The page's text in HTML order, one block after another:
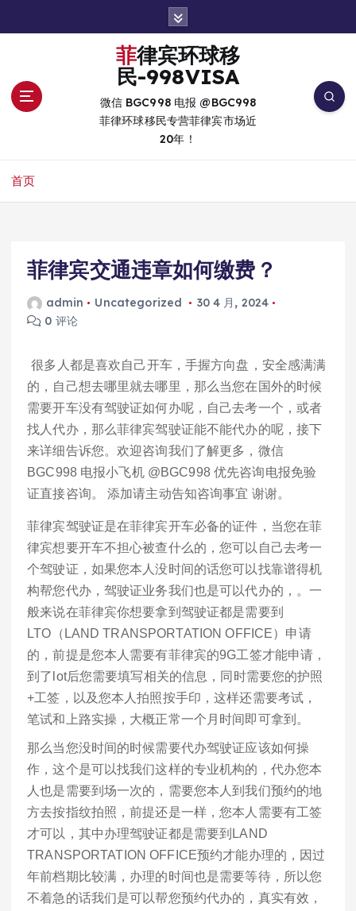
菲律宾环球移
民-998VISA
微信 BGC998 电报 @BGC998
菲律环球移民专营菲律宾市场近
20年！
首页
菲律宾交通违章如何缴费？
admin Uncategorized
30 4 月, 2024
0 评论
很多人都是喜欢自己开车，手握方向盘，安全感满满
的，自己想去哪里就去哪里，那么当您在国外的时候
需要开车没有驾驶证如何办呢，自己去考一个，或者
找人代办，那么菲律宾驾驶证能不能代办的呢，接下
来详细告诉您。欢迎咨询我们了解更多，微信
BGC998 电报小飞机 @BGC998 优先咨询电报免验
证直接咨询。 添加请主动告知咨询事宜 谢谢。
菲律宾驾驶证是在菲律宾开车必备的证件，当您在菲
律宾想要开车不担心被查什么的，您可以自己去考一
个驾驶证，如果您本人没时间的话您可以找靠谱得机
构帮您代办，驾驶证业务我们也是可以代办的，。一
般来说在菲律宾你想要拿到驾驶证都是需要到
LTO（LAND TRANSPORTATION OFFICE）申请
的，前提是您本人需要有菲律宾的9G工签才能申请，
到了lot后您需要填写相关的信息，同时需要您的护照
+工签，以及您本人拍照按手印，这样还需要考试，
笔试和上路实操，大概正常一个月时间即可拿到。
那么当您没时间的时候需要代办驾驶证应该如何操
作，这个是可以找我们这样的专业机构的，代办您本
人也是需要到场一次的，需要您本人到我们预约的地
方去按指纹拍照，前提还是一样，您本人需要有工签
才可以，其中办理驾驶证都是需要到LAND
TRANSPORTATION OFFICE预约才能办理的，因过
年前档期比较满，办理的时间也是需要等待，所以您
不着急的话我们是可以帮您预约代办的，真实有效，